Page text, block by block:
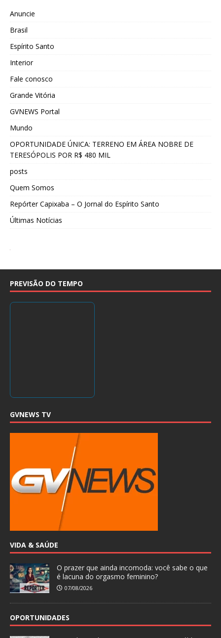
Anuncie
Brasil
Espírito Santo
Interior
Fale conosco
Grande Vitória
GVNEWS Portal
Mundo
OPORTUNIDADE ÚNICA: TERRENO EM ÁREA NOBRE DE
TERESÓPOLIS POR R$ 480 MIL
posts
Quem Somos
Repórter Capixaba – O Jornal do Espírito Santo
Últimas Notícias
PREVISÃO DO TEMPO
GVNEWS TV
VIDA & SAÚDE
O prazer que ainda incomoda: você sabe o que
é lacuna do orgasmo feminino?
07/08/2026
OPORTUNIDADES